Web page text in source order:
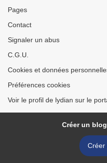
Pages
Contact
Signaler un abus
C.G.U.
Cookies et données
Préférences cookies
Voir le profil de lydian sur le
Créer un
Créer